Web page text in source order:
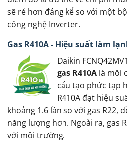
sẽ rẻ hơn đáng kể so với một
công nghệ Inverter.
Gas R410A - Hiệu suất làm
Daikin
gas R410A là môi
cấu tạo phức tạp
R410A đạt hiệu
khoảng 1.6 lần so với gas R22,
năng lượng hơn. Ngoài ra, gas
với môi trường.